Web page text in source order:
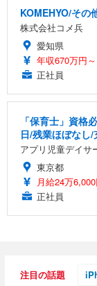
KOMEHYO/その
株式会社コメ兵
愛知県
年収670万円～
正社員
「保育士」資格
日/残業ほぼなし
アプリ児童デイサ
東京都
月給24万
正社員
注目の話題